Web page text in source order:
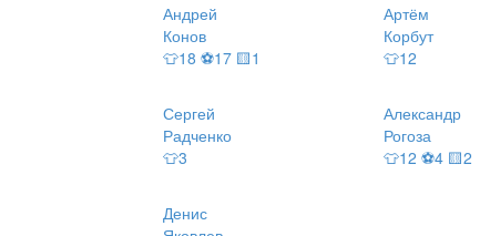
Андрей
Конов
👕18 ⚽17 🟨1
Артём
Корбут
👕12
Сергей
Радченко
👕3
Александр
Рогоза
👕12 ⚽4 🟨2
Денис